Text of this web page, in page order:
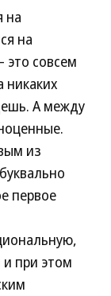
на
на
совсем
А между
из
первое
при этом